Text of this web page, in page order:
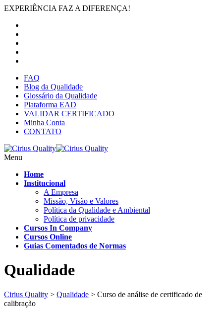
EXPERIÊNCIA FAZ A DIFERENÇA!
FAQ
Blog da Qualidade
Glossário da Qualidade
Plataforma EAD
VALIDAR CERTIFICADO
Minha Conta
CONTATO
Menu
Home
Institucional
A Empresa
Missão, Visão e Valores
Política da Qualidade e Ambiental
Política de privacidade
Cursos In Company
Cursos Online
Guias Comentados de Normas
Qualidade
Cirius Quality > Qualidade > Curso de análise de certificado de
calibração